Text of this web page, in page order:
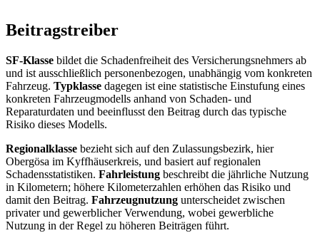
Beitragstreiber
SF‑Klasse bildet die Schadenfreiheit des Versicherungsnehmers ab
und ist ausschließlich personenbezogen, unabhängig vom konkreten
Fahrzeug. Typklasse dagegen ist eine statistische Einstufung eines
konkreten Fahrzeugmodells anhand von Schaden- und
Reparaturdaten und beeinflusst den Beitrag durch das typische
Risiko dieses Modells.
Regionalklasse bezieht sich auf den Zulassungsbezirk, hier
Obergösa im Kyffhäuserkreis, und basiert auf regionalen
Schadensstatistiken. Fahrleistung beschreibt die jährliche Nutzung
in Kilometern; höhere Kilometerzahlen erhöhen das Risiko und
damit den Beitrag. Fahrzeugnutzung unterscheidet zwischen
privater und gewerblicher Verwendung, wobei gewerbliche
Nutzung in der Regel zu höheren Beiträgen führt.